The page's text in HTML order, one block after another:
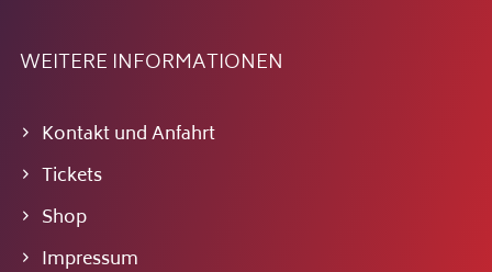
WEITERE INFORMATIONEN
Kontakt und Anfahrt
Tickets
Shop
Impressum